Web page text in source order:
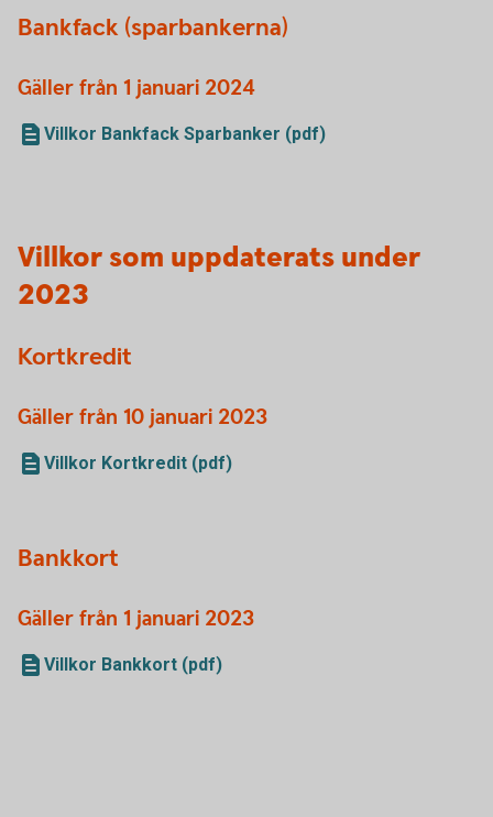
Bankfack (sparbankerna)
Gäller från 1 januari 2024
Villkor Bankfack Sparbanker (pdf)
Villkor som uppdaterats under
2023
Kortkredit
Gäller från 10 januari 2023
Villkor Kortkredit (pdf)
Bankkort
Gäller från 1 januari 2023
Villkor Bankkort (pdf)